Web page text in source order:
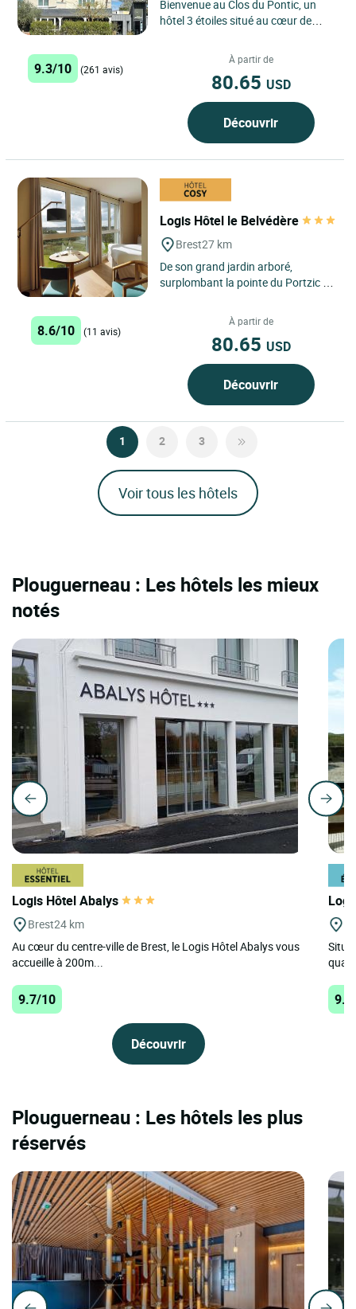
Bienvenue au Clos du Pontic, un
hôtel 3 étoiles situé au cœur de
célèbre pour son...
9.3/10 (261 avis)
À partir de
80.65 USD
Découvrir
Logis Hôtel le Belvédère
Brest27 km
De son grand jardin arboré,
surplombant la pointe du Portzic et
la rade de Brest, et...
8.6/10 (11 avis)
À partir de
80.65 USD
Découvrir
1 2 3
Voir tous les hôtels
Plouguerneau : Les hôtels les mieux
notés
Logis Hôtel Abalys
Brest24 km
Au cœur du centre-ville de Brest, le Logis Hôtel Abalys vous
accueille à 200m...
9.7/10
Découvrir
Plouguerneau : Les hôtels les plus
réservés